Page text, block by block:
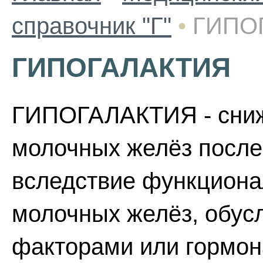
справочник "Г" •
ГИПОГАЛАКТИЯ
ГИПОГАЛАКТИЯ -
молочных желёз
вследствие
молочных желёз,
факторами или